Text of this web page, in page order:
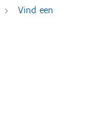
Vind een